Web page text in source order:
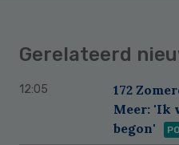
Gerelateerd
12:05
172
Meer: 'Ik
begon'